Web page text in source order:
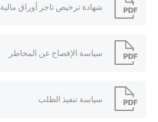
شهادة ترخيص تاجر أوراق مالية
سياسة الإفصاح عن المخاطر
سياسة تنفيذ الطلب